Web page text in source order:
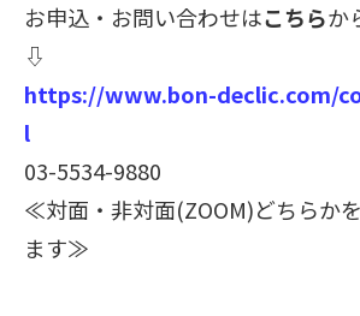
お申込・お問い合わせはこちらか
⇩
https://www.bon-declic.com/
l
03-5534-9880
≪対面・非対面(ZOOM)どちらか
ます≫